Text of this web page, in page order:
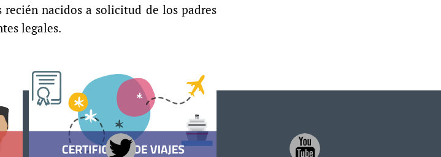
nacidos a solicitud de los padres
legales.